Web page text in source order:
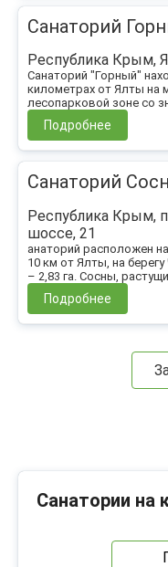
Санаторий
Республика Крым,
Санаторий "Горный"
километрах от Ялты на
лесопарковой зоне со
Подробнее
Санаторий
Республика Крым,
шоссе, 21
анаторий расположен
10 км от Ялты, на
– 2,83 га. Сосны,
Подробнее
Санатории на